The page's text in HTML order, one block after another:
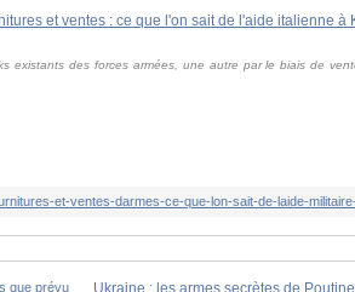
et ventes : ce que l'on sait de l'aide italienne à
existants des forces armées, une autre par le biais de
et-ventes-darmes-ce-que-lon-sait-de-laide-